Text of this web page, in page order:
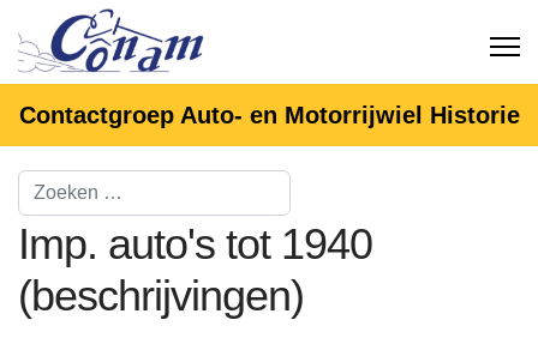
Contactgroep Auto- en Motorrijwiel Historie
Imp. auto's tot 1940
(beschrijvingen)